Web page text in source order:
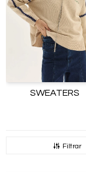
SWEATERS
Filtrar